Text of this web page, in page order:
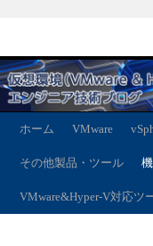
ホーム VMware
その他製品・ツール
VMware&Hyper-V対応ツ